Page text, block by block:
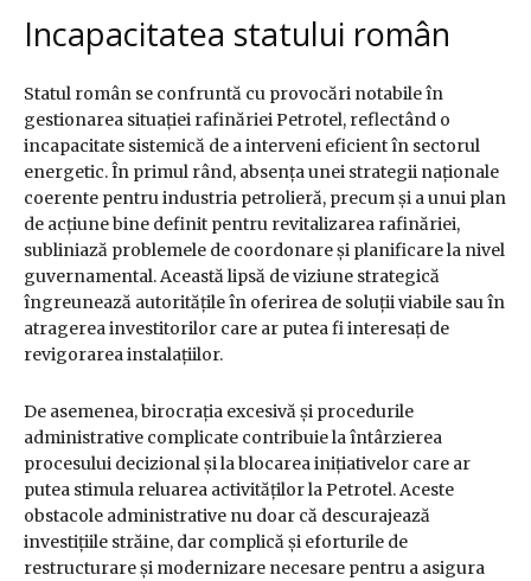
Incapacitatea statului român
Statul român se confruntă cu provocări notabile în
gestionarea situației rafinăriei Petrotel, reflectând o
incapacitate sistemică de a interveni eficient în sectorul
energetic. În primul rând, absența unei strategii naționale
coerente pentru industria petrolieră, precum și a unui plan
de acțiune bine definit pentru revitalizarea rafinăriei,
subliniază problemele de coordonare și planificare la nivel
guvernamental. Această lipsă de viziune strategică
îngreunează autoritățile în oferirea de soluții viabile sau în
atragerea investitorilor care ar putea fi interesați de
revigorarea instalațiilor.
De asemenea, birocrația excesivă și procedurile
administrative complicate contribuie la întârzierea
procesului decizional și la blocarea inițiativelor care ar
putea stimula reluarea activităților la Petrotel. Aceste
obstacole administrative nu doar că descurajează
investițiile străine, dar complică și eforturile de
restructurare și modernizare necesare pentru a asigura